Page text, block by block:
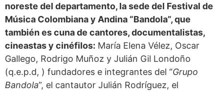
noreste del departamento, la sede del Festival de
Música Colombiana y Andina “Bandola”, que
también es cuna de cantores, documentalistas,
cineastas y cinéfilos: María Elena Vélez, Oscar
Gallego, Rodrigo Muñoz y Julián Gil Londoño
(q.e.p.d, ) fundadores e integrantes del “Grupo
Bandola”, el cantautor Julián Rodríguez, el